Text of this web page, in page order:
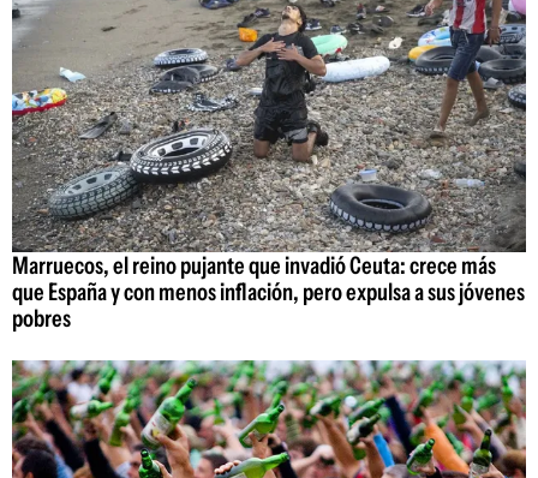
Marruecos, el reino pujante que invadió Ceuta: crece más
que España y con menos inflación, pero expulsa a sus jóvenes
pobres